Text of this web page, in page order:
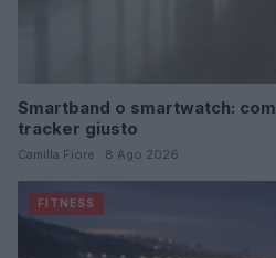
Smartband o smartwatch:
tracker giusto
Camilla Fiore · 8 Ago 2026
FITNESS